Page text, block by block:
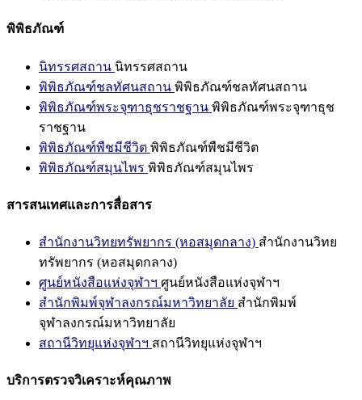
พิพิธภัณฑ์
นิทรรศสถาน นิทรรศสถาน
พิพิธภัณฑ์ชลทัศนสถาน พิพิธภัณฑ์ชลทัศนสถาน
พิพิธภัณฑ์พระจุฑาธุชราชฐาน พิพิธภัณฑ์พระจุฑาธุช
ราชฐาน
พิพิธภัณฑ์พืชมีชีวิต พิพิธภัณฑ์พืชมีชีวิต
พิพิธภัณฑ์สมุนไพร พิพิธภัณฑ์สมุนไพร
สารสนเทศและการสื่อสาร
สำนักงานวิทยทรัพยากร (หอสมุดกลาง) สำนักงานวิทย
ทรัพยากร (หอสมุดกลาง)
ศูนย์หนังสือแห่งจุฬาฯ ศูนย์หนังสือแห่งจุฬาฯ
สำนักพิมพ์จุฬาลงกรณ์มหาวิทยาลัย สำนักพิมพ์
จุฬาลงกรณ์มหาวิทยาลัย
สถานีวิทยุแห่งจุฬาฯ สถานีวิทยุแห่งจุฬาฯ
บริการตรวจวิเคราะห์คุณภาพ